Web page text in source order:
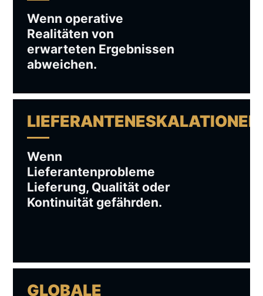
Wenn operative
Realitäten von
erwarteten Ergebnissen
abweichen.
LIEFERANTENESKALATIONEN
Wenn
Lieferantenprobleme
Lieferung, Qualität oder
Kontinuität gefährden.
GLOBALE